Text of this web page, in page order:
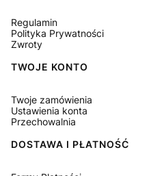
Regulamin
Polityka Prywatności
Zwroty
TWOJE KONTO
Twoje zamówienia
Ustawienia konta
Przechowalnia
DOSTAWA I PŁATNOŚĆ